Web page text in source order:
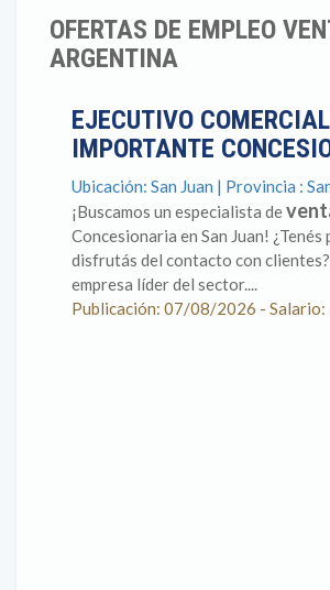
OFERTAS DE EMPLEO
ARGENTINA
EJECUTIVO
IMPORTANTE
Ubicación: San Juan | Provincia :
¡Buscamos un especialista de
Concesionaria en San Juan!
disfrutás del contacto con clientes?
empresa líder del sector....
Publicación: 07/08/2026 -